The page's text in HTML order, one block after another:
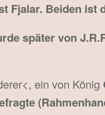
Fjalar. Beiden ist
später von
ein von König